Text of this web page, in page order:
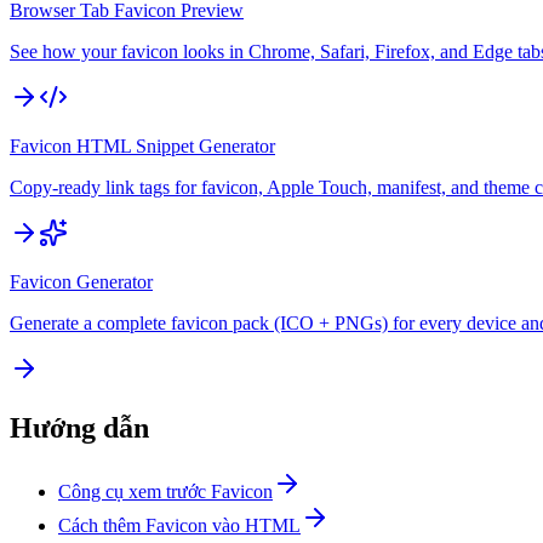
Browser Tab Favicon Preview
See how your favicon looks in Chrome, Safari, Firefox, and Edge
Favicon HTML Snippet Generator
Copy-ready link tags for favicon, Apple Touch, manifest, and theme
Favicon Generator
Generate a complete favicon pack (ICO + PNGs) for every device
Hướng dẫn
Công cụ xem trước Favicon
Cách thêm Favicon vào HTML